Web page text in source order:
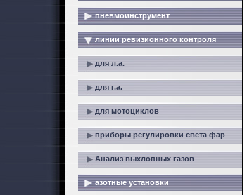
пневмоинструмент
линии ревизионного контроля
для л.а.
для г.а.
для мотоциклов
приборы регулировки света фар
Анализ выхлопных газов
азотные установки